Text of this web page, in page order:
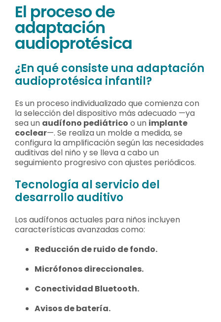
El proceso de
adaptación
audioprotésica
¿En qué consiste una adaptación
audioprotésica infantil?
Es un proceso individualizado que comienza con
la selección del dispositivo más adecuado —ya
sea un audífono pediátrico o un implante
coclear—. Se realiza un molde a medida, se
configura la amplificación según las necesidades
auditivas del niño y se lleva a cabo un
seguimiento progresivo con ajustes periódicos.
Tecnología al servicio del
desarrollo auditivo
Los audífonos actuales para niños incluyen
características avanzadas como:
Reducción de ruido de fondo.
Micrófonos direccionales.
Conectividad Bluetooth.
Avisos de batería.